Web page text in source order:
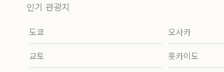
인기 관광지
도쿄 오사카
교토 홋카이도